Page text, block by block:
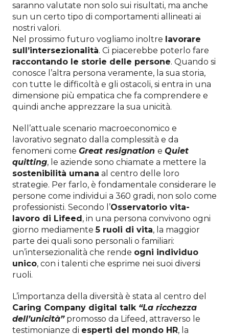
saranno valutate non solo sui risultati, ma anche
sun un certo tipo di comportamenti allineati ai
nostri valori.
Nel prossimo futuro vogliamo inoltre lavorare
sull’intersezionalità. Ci piacerebbe poterlo fare
raccontando le storie delle persone. Quando si
conosce l’altra persona veramente, la sua storia,
con tutte le difficoltà e gli ostacoli, si entra in una
dimensione più empatica che fa comprendere e
quindi anche apprezzare la sua unicità.
Nell’attuale scenario macroeconomico e
lavorativo segnato dalla complessità e da
fenomeni come Great resignation e Quiet
quitting, le aziende sono chiamate a mettere la
sostenibilità umana al centro delle loro
strategie. Per farlo, è fondamentale considerare le
persone come individui a 360 gradi, non solo come
professionisti. Secondo l’Osservatorio vita-
lavoro di Lifeed , in una persona convivono ogni
giorno mediamente5 ruoli di vita, la maggior
parte dei quali sono personali o familiari:
un’intersezionalità che rende ogni individuo
unico, con i talenti che esprime nei suoi diversi
ruoli.
L’importanza della diversità è stata al centro del
Caring Company digital talk “La ricchezza
dell’unicità” promosso da Lifeed, attraverso le
testimonianze di esperti del mondo HR, la